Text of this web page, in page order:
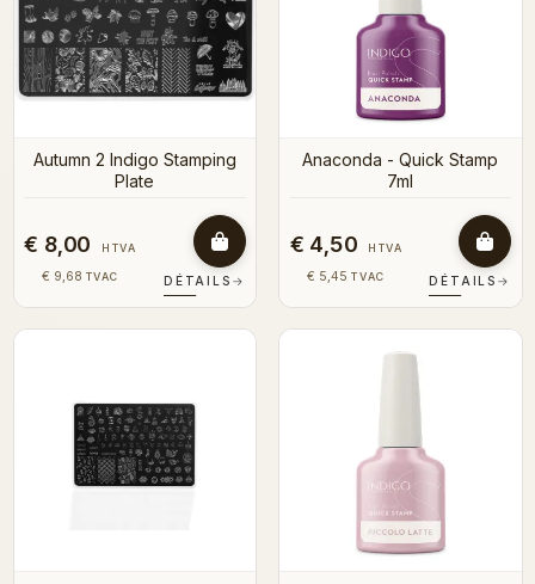
Autumn 2 Indigo Stamping
Plate
€ 8,00 HTVA
€ 9,68 TVAC DÉTAILS →
Anaconda - Quick Stamp
7ml
€ 4,50 HTVA
€ 5,45 TVAC DÉTAILS →